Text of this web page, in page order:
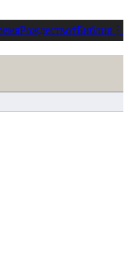
Рождество†Библия ⋮